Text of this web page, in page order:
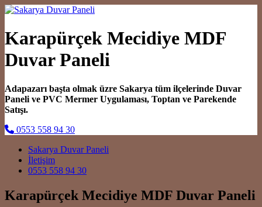
Karapürçek Mecidiye MDF
Duvar Paneli
Adapazarı başta olmak üzre Sakarya tüm ilçelerinde Duvar
Paneli ve PVC Mermer Uygulaması, Toptan ve Parekende
Satışı.
0553 558 94 30
Main Navigation
Sakarya Duvar Paneli
İletişim
0553 558 94 30
Karapürçek Mecidiye MDF Duvar Paneli